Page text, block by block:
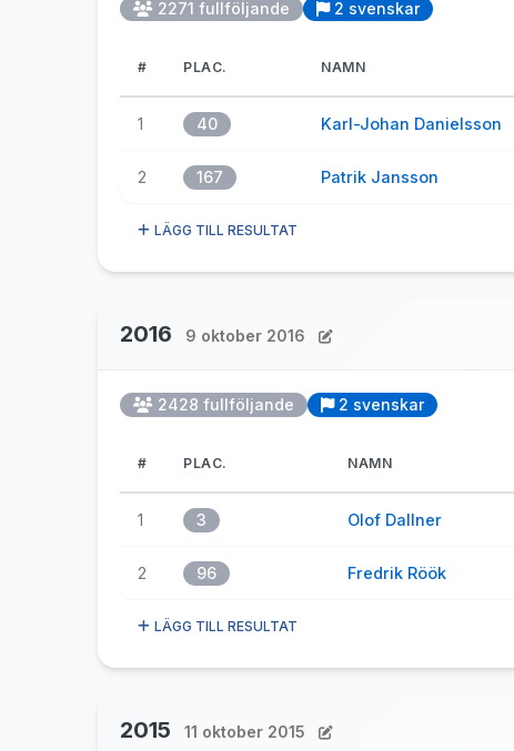
2271 fullföljande 2 svenskar
# PLAC. NAMN
1 40 Karl-Johan Danielsson
2 167 Patrik Jansson
LÄGG TILL RESULTAT
2016 9 oktober 2016
2428 fullföljande 2 svenskar
# PLAC. NAMN
1 3 Olof Dallner
2 96 Fredrik Röök
LÄGG TILL RESULTAT
2015 11 oktober 2015